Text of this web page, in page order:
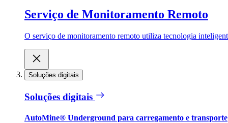
Serviço de Monitoramento Remoto
O serviço de monitoramento remoto utiliza tecnologia
Soluções digitais
Soluções digitais
AutoMine® Underground para carregamento e transporte